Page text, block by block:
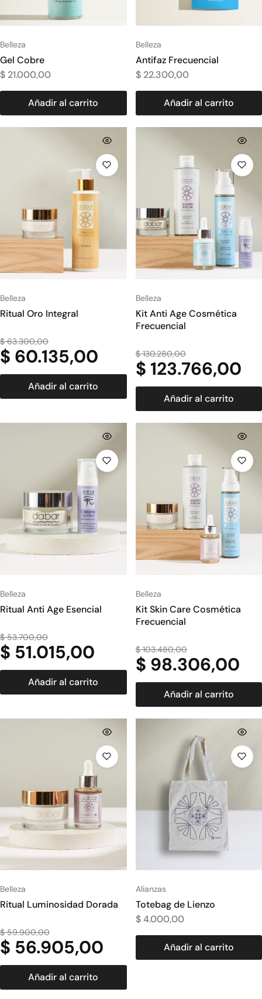
Belleza
Gel Cobre
$ 21.000,00
Añadir al carrito
Belleza
Antifaz Frecuencial
$22.300,00
Añadir al carrito
Belleza
Ritual Oro Integral
$63.300,00
$ 60.135,00
Añadir al carrito
Belleza
Kit Anti Age Cosmética
Frecuencial
$130.280,00
$ 123.766,00
Añadir al carrito
Belleza
Ritual Anti Age Esencial
$53.700,00
$ 51.015,00
Añadir al carrito
Belleza
Kit Skin Care Cosmética
Frecuencial
$103.480,00
$ 98.306,00
Añadir al carrito
Belleza
Ritual Luminosidad Dorada
$59.900,00
$ 56.905,00
Añadir al carrito
Alianzas
Totebag de Lienzo
$4.000,00
Añadir al carrito